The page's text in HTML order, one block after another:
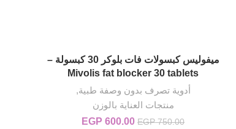
إضافة إلى السلة
ميفوليس كبسولات فات بلوكر 30 كبسولة –
Mivolis fat blocker 30 tablets
أدوية تصرف بدون وصفة طبية,
منتجات العناية بالوزن
EGP750.00
السعر الأصلي هو:
EGP 600.00